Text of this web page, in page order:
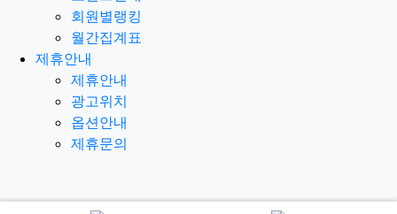
회원별랭킹
월간집계표
제휴안내
제휴안내
광고위치
옵션안내
제휴문의